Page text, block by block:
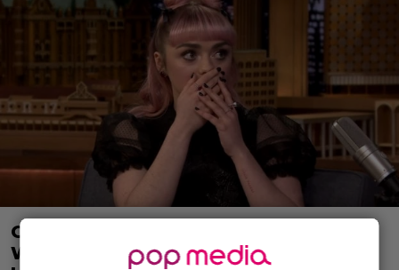
Game of Thrones -stara Maisie
Williams yläosattomissa punk-sarjan